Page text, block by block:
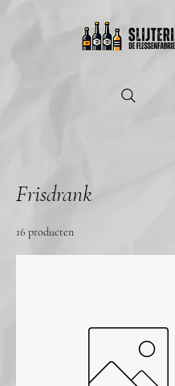
Frisdrank
16 producten